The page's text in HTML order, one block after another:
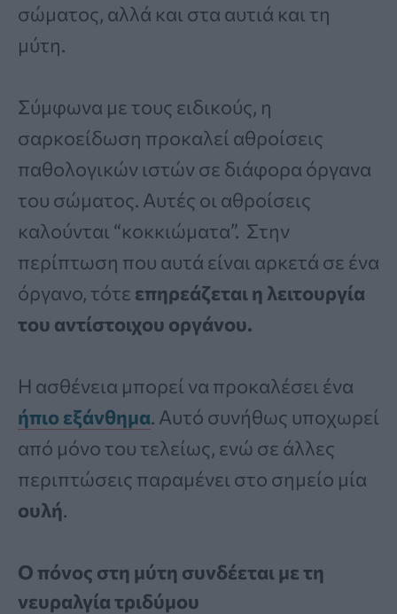
σώματος, αλλά και στα αυτιά και τη
μύτη.
Σύμφωνα με τους ειδικούς, η
σαρκοείδωση προκαλεί αθροίσεις
παθολογικών ιστών σε διάφορα όργανα
του σώματος. Αυτές οι αθροίσεις
καλούνται “κοκκιώματα”. Στην
περίπτωση που αυτά είναι αρκετά σε ένα
όργανο, τότε επηρεάζεται η λειτουργία
του αντίστοιχου οργάνου.
Η ασθένεια μπορεί να προκαλέσει ένα
ήπιο εξάνθημα. Αυτό συνήθως υποχωρεί
από μόνο του τελείως, ενώ σε άλλες
περιπτώσεις παραμένει στο σημείο μία
ουλή.
Ο πόνος στη μύτη συνδέεται με τη
νευραλγία τριδύμου